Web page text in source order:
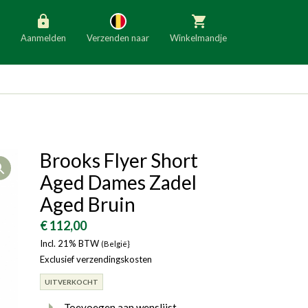
Aanmelden Verzenden naar
Slovenië Italië
Denemarken
Bulgarije
Winkelmandje
Open
Brooks Flyer Short
Aged Dames Zadel
Aged Bruin
€ 112,00
Incl. 21% BTW (België}
Exclusief verzendingskosten
UITVERKOCHT